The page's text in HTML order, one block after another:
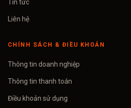
Tin tức
Liên hệ
CHÍNH SÁCH & ĐIỀU KHOẢN
Thông tin doanh nghiệp
Thông tin thanh toán
Điều khoản sử dụng